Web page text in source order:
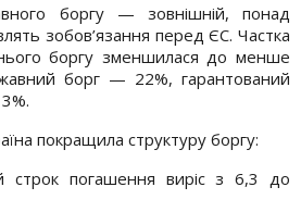
боргу — зовнішній, понад
зобов’язання перед ЄС. Частка
боргу зменшилася до менше
борг — 22%, гарантований
покращила структуру боргу:
строк погашення виріс з 6,3 до